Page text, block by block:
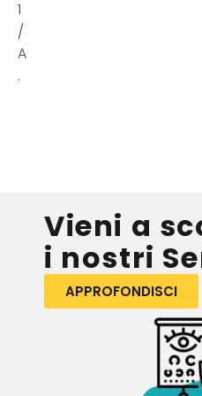
1
/
A
.
Vieni a
i nostri
APPROFONDISCI